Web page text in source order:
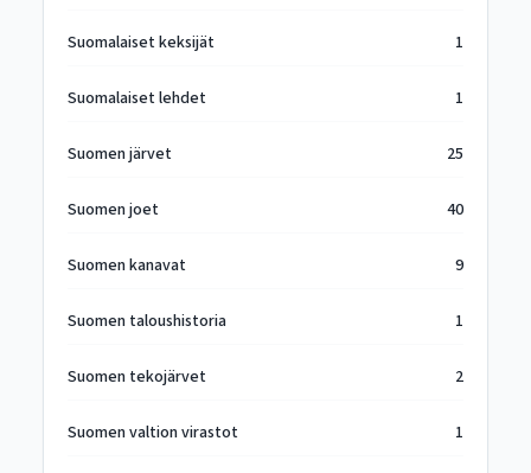
Suomalaiset keksijät 1
Suomalaiset lehdet 1
Suomen järvet 25
Suomen joet 40
Suomen kanavat 9
Suomen taloushistoria 1
Suomen tekojärvet 2
Suomen valtion virastot 1